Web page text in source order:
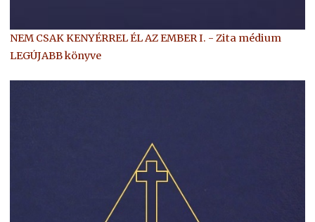
NEM CSAK KENYÉRREL ÉL AZ EMBER I. - Zita médium
LEGÚJABB könyve